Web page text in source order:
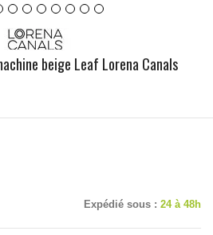
beige Leaf Lorena Canals
Expédié sous : 24 à 48h